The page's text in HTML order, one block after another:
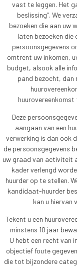
vast te leggen. Het
beslissing”. We
bezoeken die aan uw
laten bezoeken die
persoonsgegevens
omtrent uw inkomen,
budget, alsook alle
pand bezocht, dan
huurovereenkomst
Deze
aangaan van een
verwerking is dan ook
de persoonsgegevens
uw graad van activiteit
kader verlengd
huurder op te stellen.
kandidaat-huurder
kan u hiervan
Tekent u een
minstens 10 jaar
U hebt een recht van
objectief foute
die tot bijzondere